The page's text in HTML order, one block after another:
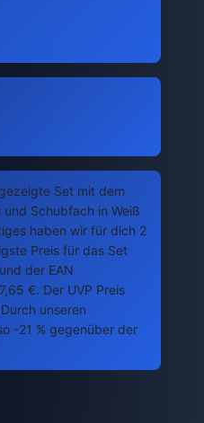
Set mit dem
Schubfach in Weiß
haben wir für dich 2
Preis für das Set
der EAN
€. Der UVP Preis
unseren
-21 % gegenüber der